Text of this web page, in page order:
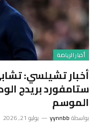
أخبار الرياضة
أخبار تشيلسي:
ستامفورد بريدج
الموسم
بواسطةyynnbb يوليو 21, 2026